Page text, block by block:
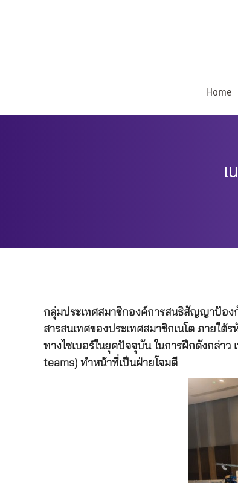
Home
กลุ่มประเทศสมาชิกองค์การสนธิสัญญาป้อง
สารสนเทศของประเทศสมาชิกเนโต ภายใ
ทางไซเบอร์ในยุคปัจจุบัน ในการฝึกดังกล่า
teams) ทำหน้าที่เป็นฝ่ายโจมตี